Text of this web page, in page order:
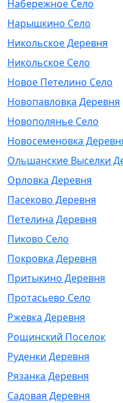
Набережное Село
Нарышкино Село
Никольское Деревня
Никольское Село
Новое Петелино Село
Новопавловка Деревня
Новополянье Село
Новосеменовка
Ольшанские Выселки
Орловка Деревня
Пасеково Деревня
Петелина Деревня
Пиково Село
Покровка Деревня
Притыкино Деревня
Протасьево Село
Ржевка Деревня
Рощинский Поселок
Руденки Деревня
Рязанка Деревня
Садовая Деревня